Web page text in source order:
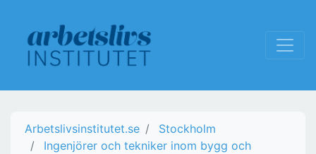
Arbetslivsinstitutet.se
Stockholm
Ingenjörer och tekniker inom bygg och